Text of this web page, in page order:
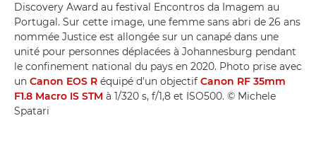
Discovery Award au festival Encontros da Imagem au
Portugal. Sur cette image, une femme sans abri de 26 ans
nommée Justice est allongée sur un canapé dans une
unité pour personnes déplacées à Johannesburg pendant
le confinement national du pays en 2020. Photo prise avec
un Canon EOS R équipé d'un objectif Canon RF 35mm
F1.8 Macro IS STM à 1/320 s, f/1,8 et ISO500. © Michele
Spatari